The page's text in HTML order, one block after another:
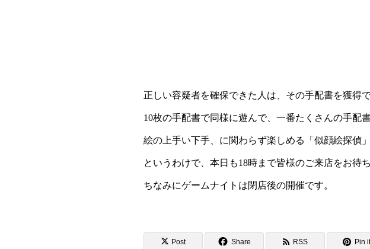
Post Share RSS Pin it
この記事の
ゲームナイト・第13回目